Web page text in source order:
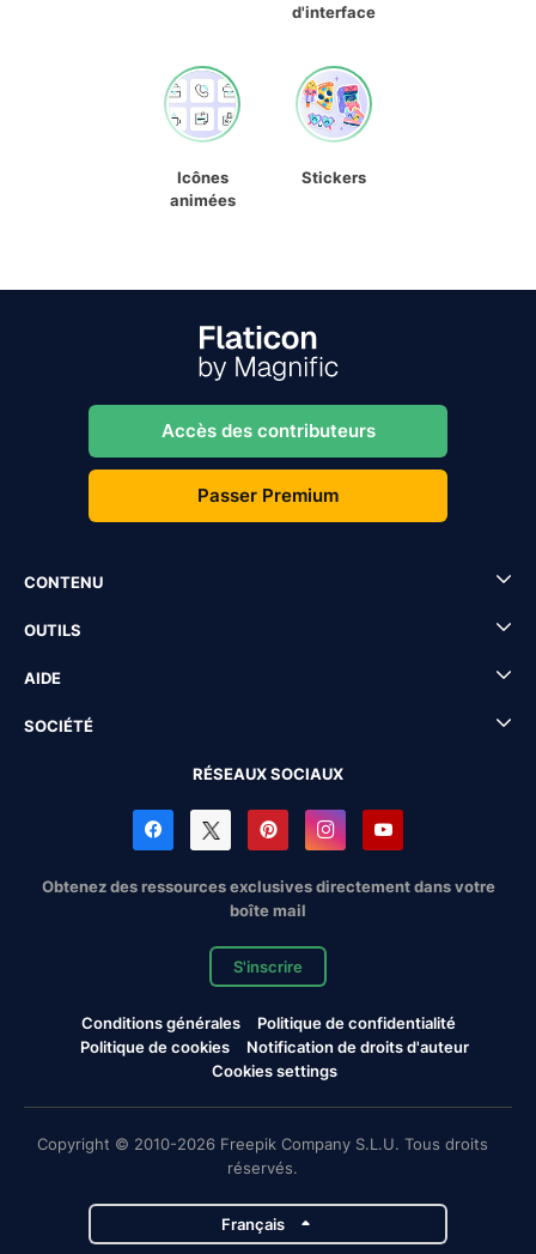
d'interface
Icônes
animées
Stickers
Accès des contributeurs
Passer Premium
CONTENU
OUTILS
AIDE
SOCIÉTÉ
RÉSEAUX SOCIAUX
Obtenez des ressources exclusives directement dans votre
boîte mail
S'inscrire
Conditions générales
Politique de confidentialité
Politique de cookies
Notification de droits d'auteur
Cookies settings
Copyright © 2010-2026 Freepik Company S.L.U. Tous droits
réservés.
Français